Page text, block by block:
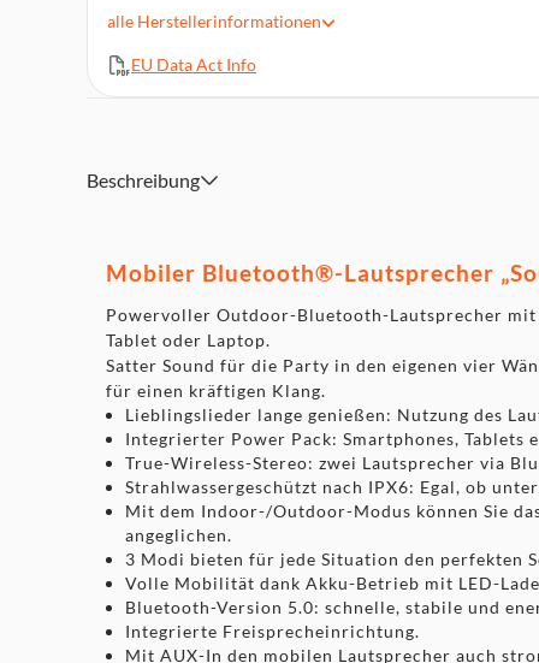
können direkt via USB am Lautsprecher geladen werden
Strahlwassergeschützt nach IPX6: Egal, ob unter der
gute Musik kann man auch bei Strahl-, Regen- und
kräftigen Klang
an die Umgebung anpassen, Höhen und Bässe werden
alle Herstellerinformationen
EU Data Act Info
Beschreibung
Mobiler Bluetooth®-Lautsprecher
Powervoller Outdoor-Bluetooth-Lautsprecher
Tablet oder Laptop.
Satter Sound für die Party in den eigenen vier
für einen kräftigen Klang.
Lieblingslieder lange genießen: Nutzung des
Integrierter Power Pack: Smartphones, Tablets
True-Wireless-Stereo: zwei Lautsprecher via
Strahlwassergeschützt nach IPX6: Egal, ob
Mit dem Indoor-/Outdoor-Modus können Sie
angeglichen.
3 Modi bieten für jede Situation den perfekten
Volle Mobilität dank Akku-Betrieb mit LED-
Bluetooth-Version 5.0: schnelle, stabile und
Integrierte Freisprecheinrichtung.
Mit AUX-In den mobilen Lautsprecher auch